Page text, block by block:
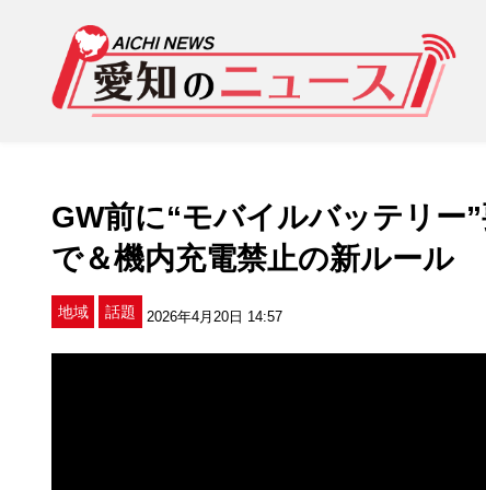
GW前に“モバイルバッテリ
で＆機内充電禁止の新ルール
地域 話題 2026年4月20日 14:57